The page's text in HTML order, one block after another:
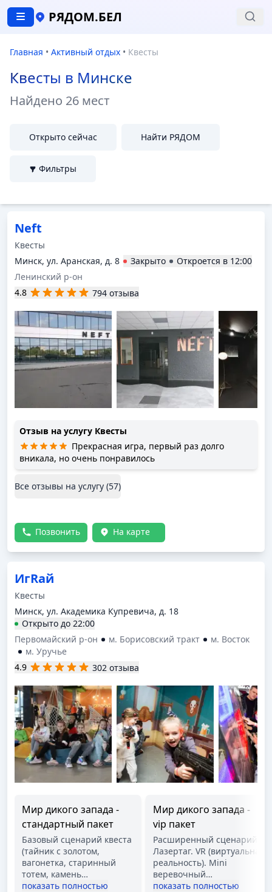
РЯДОМ.БЕЛ
Главная • Активный отдых • Квесты
Квесты в Минске
Найдено 26 мест
Открыто сейчас Найти РЯДОМ
Фильтры
Neft
Квесты
Минск, ул. Аранская, д. 8
Закрыто Откроется в 12:00
Ленинский р-он
4.8
794 отзыва
Отзыв на услугу Квесты
Прекрасная игра, первый раз долго
вникала, но очень понравилось
Все отзывы на услугу (57)
Позвонить На карте
ИгRай
Квесты
Минск, ул. Академика Купревича, д. 18
Открыто до 22:00
Первомайский р-он
м. Борисовский тракт
м. Восток
м. Уручье
4.9
302 отзыва
Мир дикого запада -
стандартный пакет
Базовый сценарий квеста
(тайник с золотом,
вагонетка, старинный
тотем, камень…
показать полностью
Мир дикого запада -
vip пакет
Расширенный сценарий.
Лазертаг. VR (виртуальная
реальность). Mini
веревочный…
показать полностью